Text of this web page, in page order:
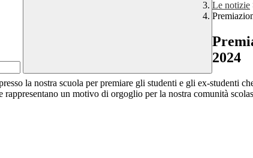
Le notizie
2024
la nostra scuola per premiare gli studenti e gli ex-studenti
un motivo di orgoglio per la nostra comunità